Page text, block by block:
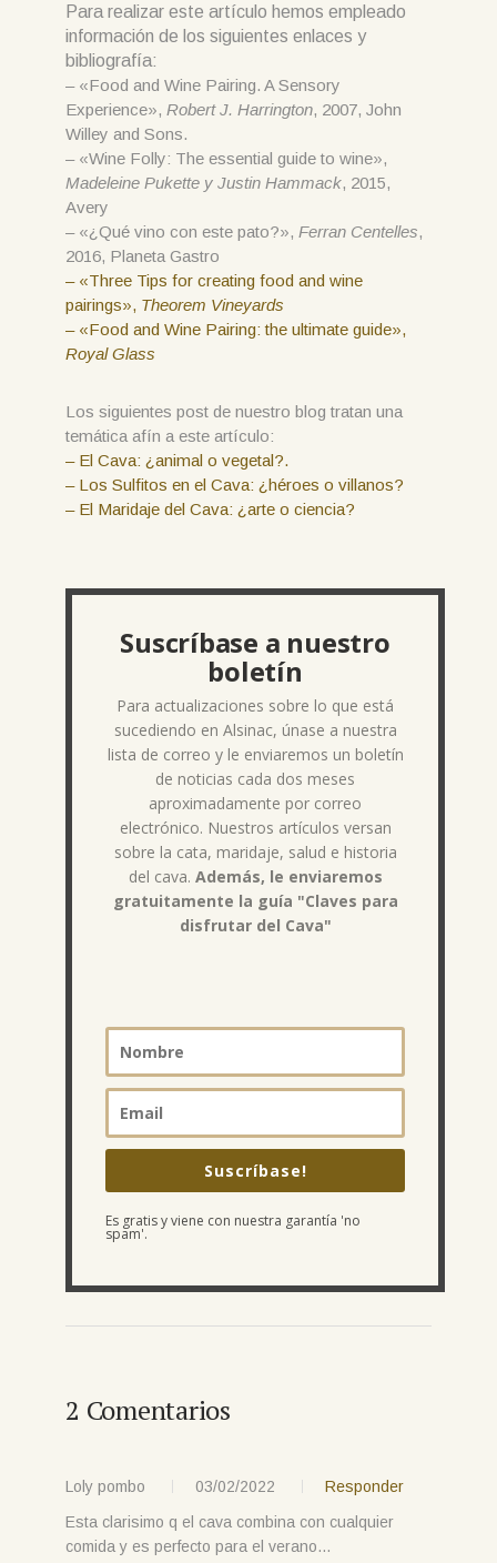
Para realizar este artículo hemos empleado
información de los siguientes enlaces y
bibliografía:
– «Food and Wine Pairing. A Sensory
Experience», Robert J. Harrington, 2007, John
Willey and Sons.
– «Wine Folly: The essential guide to wine»,
Madeleine Pukette y Justin Hammack, 2015,
Avery
– «¿Qué vino con este pato?», Ferran Centelles,
2016, Planeta Gastro
– «Three Tips for creating food and wine
pairings», Theorem Vineyards
– «Food and Wine Pairing: the ultimate guide»,
Royal Glass
Los siguientes post de nuestro blog tratan una
temática afín a este artículo:
– El Cava: ¿animal o vegetal?.
– Los Sulfitos en el Cava: ¿héroes o villanos?
– El Maridaje del Cava: ¿arte o ciencia?
Suscríbase a nuestro
boletín
Para actualizaciones sobre lo que está
sucediendo en Alsinac, únase a nuestra
lista de correo y le enviaremos un boletín
de noticias cada dos meses
aproximadamente por correo
electrónico. Nuestros artículos versan
sobre la cata, maridaje, salud e historia
del cava. Además, le enviaremos
gratuitamente la guía "Claves para
disfrutar del Cava"
Suscríbase!
Es gratis y viene con nuestra garantía 'no
spam'.
2 Comentarios
Loly pombo 03/02/2022
Responder
Esta clarisimo q el cava combina con cualquier
comida y es perfecto para el verano…